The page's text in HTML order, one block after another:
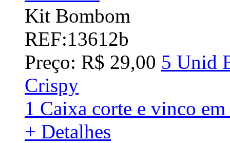
Kit Bombom
REF:13612b
Preço: R$ 29,00 5 Unid
Crispy
1 Caixa corte e vinco
+ Detalhes